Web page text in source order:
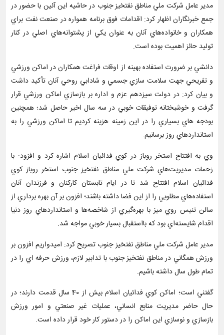
مدير عامل شركت ملي مناطق نفتخيز جنوب در حاشيه اين آئين با حضور در
جمع خبرنگاران اظهار كرد: اقدامات فوق برنامه همواره در صنعت نفت براي
همكاران و خانواده‌هاي آنان به عنوان يكي از پشتوانه‌هاي اصلي در كنار
توليد حائز اهميت بوده است.
دانشي بر ضرورت استفاده بهينه از اوقات فراغت همكاران در اماكن ورزشي
و تفريحي جهت سلامت سازي جسمي و شادابي روحي آنان تأكيد داشت
و بيان كرد: در دولت سيزدهم عزم و اداره بر بازسازي اماكن ورزشي قرار
گرفت و خوشبختانه توفيقات خوبي در سه سال اخير حاصل شد؛‌ همچنين
بودجه هاي بسياري را در اين زمينه هزينه كرديم تا اماكن ورزشي را به
استانداردهاي روز برسانيم.
وي به افتتاح استخر روباز در كوي فدائيان اسلام اشاره كرد و افزود: با
زحمات مديريت‌هاي شركت ملي مناطق نفتخيز جنوب استخر روباز كوي
فدائيان اسلام افتتاح شد تا در ايام تابستان كاركنان و فرزندان آنان
استفاده‌هاي مطلوبي را از اين فضا داشته باشند؛ افزون بر آن بهره برداري از
سالن تنيس روي ميز با بهره‌گيري از شاخصه‌ها و استانداردهاي روز دنيا
اقدام شايسته‌اي بود كه بااستقبال بسيار خوبي مواجه شد.
مدير عامل شركت ملي مناطق نفتخيز جنوب تصريح كرد: اميدواريم افزون بر
ورزش همگاني در مناطق نفتخيز جنوب با تدابير لازم، ورزش حرفه اي را در
تمام طول سال داشته باشيم.
گفتني است؛‌ اماكن كوي فدائيان اسلام بيش از 40 سال قدمت دارند؛ در
حال حاضر مديريت منابع انساني، عمليات غير صنعتي و امور ورزش
بازسازي و نوسازي اين اماكن را در دستور كار خود قرار داده است.